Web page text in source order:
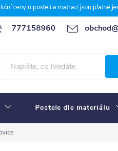
ceny u postelí a matrací jsou platné
777158960
dopravy 7 důvodů, proč nakupit
Postele dle materiálu